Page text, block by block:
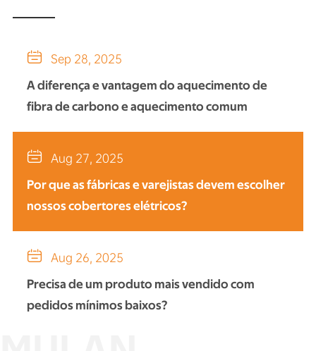
 Sep 28, 2025
A diferença e vantagem do aquecimento de
fibra de carbono e aquecimento comum
 Aug 27, 2025
Por que as fábricas e varejistas devem escolher
nossos cobertores elétricos?
 Aug 26, 2025
Precisa de um produto mais vendido com
pedidos mínimos baixos?